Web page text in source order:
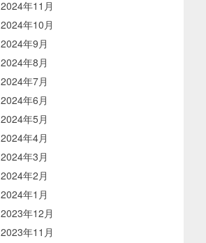
2024年11月
2024年10月
2024年9月
2024年8月
2024年7月
2024年6月
2024年5月
2024年4月
2024年3月
2024年2月
2024年1月
2023年12月
2023年11月